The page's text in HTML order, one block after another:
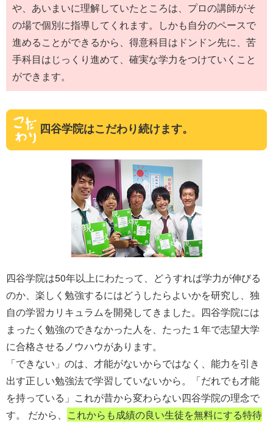
や、あいまいに理解していたところは、プロの講師がそ
の場で個別に指導してくれます。しかも自分のペースで
進めることができるから、得意科目はドンドン先に、苦
手科目はじっくり進めて、確実な学力をつけていくこと
ができます。
四谷学院はこだわり続けます。
四谷学院は50年以上にわたって、どうすれば学力が伸びる
のか、楽しく勉強するにはどうしたらよいかを研究し、独
自の学習カリキュラムを開発してきました。四谷学院には
まったく勉強のできなかった人を、たった１年で志望大学
に合格させるノウハウがあります。
「できない」のは、才能がないからではなく、能力を引き
出す正しい勉強法で学習していないから。「だれでも才能
を持っている」これが昔から変わらない四谷学院の理念で
す。 だから、 これからも成績の良い生徒を無料にする特待